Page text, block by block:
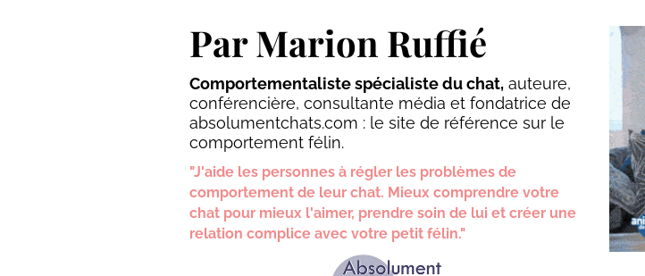
Par Marion Ruffié
Comportementaliste spécialiste du chat, auteure,
conférencière, consultante média et fondatrice de
absolumentchats.com : le site de référence sur le
comportement félin.
"J'aide les personnes à régler les problèmes de
comportement de leur chat. Mieux comprendre votre
chat pour mieux l'aimer, prendre soin de lui et créer une
relation complice avec votre petit félin."